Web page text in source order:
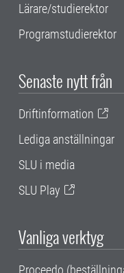
Lärare/studierektor
Programstudierektor
Senaste nytt från
Driftinformation
Lediga anställningar
SLU i media
SLU Play
Vanliga verktyg
Proceedo